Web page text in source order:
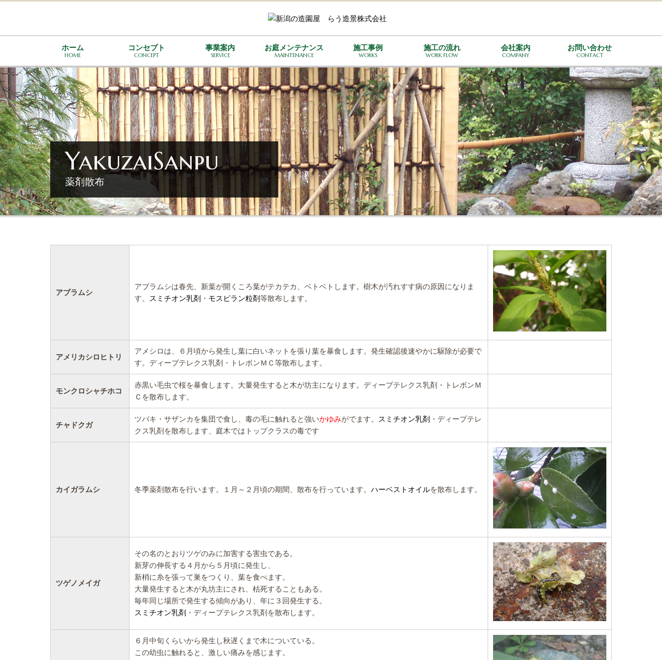
ホーム
HOME
コンセプト
CONCEPT
事業案内
SERVICE
お庭メンテナンス
MAINTENANCE
施工事例
WORKS
施工の流れ
WORK FLOW
会社案内
COMPANY
お問い合わせ
CONTACT
YakuzaiSanpu
薬剤散布
アブラムシ
アブラムシは春先、新葉が開くころ葉がテカテカ、ベトベトします。樹木が汚れすす病の原因になりま
す。
スミチオン乳剤 ・ モスピラン粒剤等散布します。
アメリカシロヒトリ
アメシロは、６月頃から発生し葉に白いネットを張り葉を暴食します。発生確認後速やかに駆除が必要で
す。ディープテレクス乳剤・トレボンＭＣ等散布します。
モンクロシャチホコ
赤黒い毛虫で桜を暴食します。大量発生すると木が坊主になります。ディープテレクス乳剤・トレボンＭ
Ｃを散布します。
チャドクガ
ツバキ・サザンカを集団で食し、毒の毛に触れると強いかゆみがでます。 スミチオン乳剤 ・ディープテレ
クス乳剤を散布します、庭木ではトップクラスの毒です
カイガラムシ 冬季薬剤散布を行います。１月～２月頃の期間、散布を行っています。 ハーベストオイルを散布します。
ツゲノメイガ
その名のとおりツゲのみに加害する害虫である。
新芽の伸長する４月から５月頃に発生し、
新梢に糸を張って巣をつくり、葉を食べます。
大量発生すると木が丸坊主にされ、枯死することもある。
毎年同じ場所で発生する傾向があり、年に３回発生する。
スミチオン乳剤 ・ディープテレクス乳剤を散布します。
６月中旬くらいから発生し秋遅くまで木についている。
この幼虫に触れると、激しい痛みを感じます。